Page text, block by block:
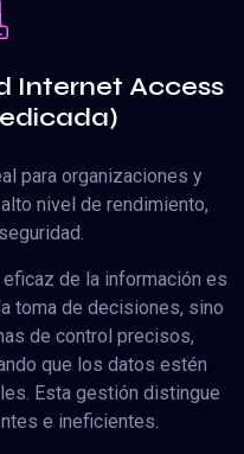
Internet Access
para organizaciones y
nivel de rendimiento,
de la información es
toma de decisiones, sino
de control precisos,
que los datos estén
Esta gestión distingue
e ineficientes.